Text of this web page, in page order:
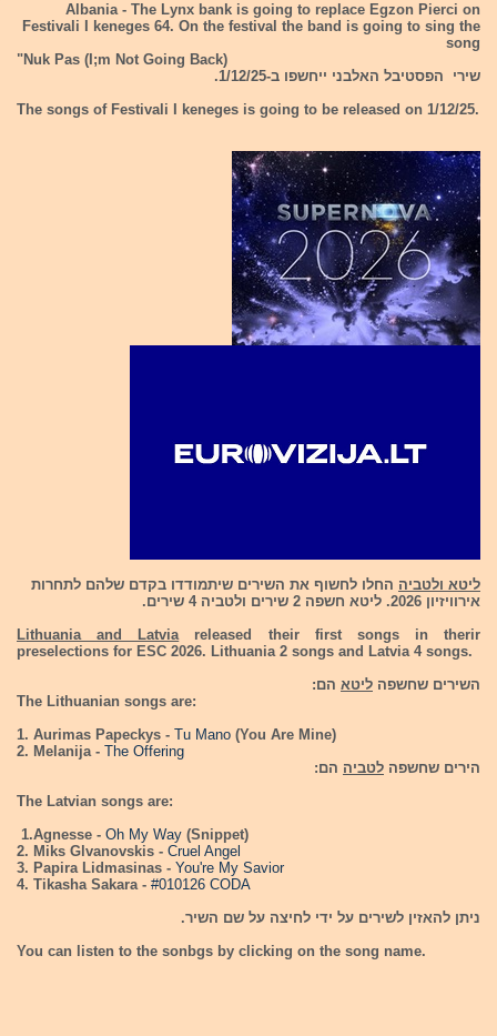
Albania - The Lynx bank is going to replace Egzon Pierci on
Festivali I keneges 64. On the festival the band is going to sing the
song
"Nuk Pas (I;m Not Going Back)
שירי הפסטיבל האלבני ייחשפו ב-1/12/25.
The songs of Festivali I keneges is going to be released on 1/12/25.
ליטא ולטביה החלו לחשוף את השירים שיתמודדו בקדם שלהם לתחרות
אירוויזיון 2026. ליטא חשפה 2 שירים ולטביה 4 שירים.
Lithuania and Latviareleased their first songs in therir
preselections for ESC 2026. Lithuania 2 songs and Latvia 4 songs.
השירים שחשפה ליטא הם:
The Lithuanian songs are:
1. Aurimas Papeckys - Tu Mano (You Are Mine)
2. Melanija - The Offering
הירים שחשפה לטביה הם:
The Latvian songs are:
1.Agnesse - Oh My Way (Snippet)
2. Miks Glvanovskis - Cruel Angel
3. Papira Lidmasinas - You're My Savior
4. Tikasha Sakara - #010126 CODA
ניתן להאזין לשירים על ידי לחיצה על שם השיר.
You can listen to the sonbgs by clicking on the song name.